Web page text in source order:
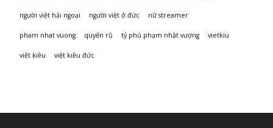
người việt hải ngoại người việt ở đức nữ streamer
pham nhat vuong quyến rũ tỷ phú phạm nhật vượng vietkiu
việt kiều việt kiều đức